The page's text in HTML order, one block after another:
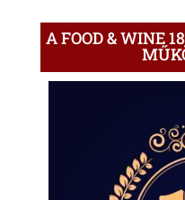
A FOOD & WINE